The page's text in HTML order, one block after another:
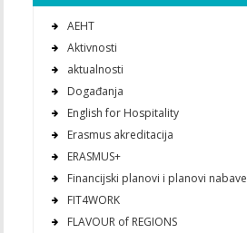
AEHT
Aktivnosti
aktualnosti
Događanja
English for Hospitality
Erasmus akreditacija
ERASMUS+
Financijski planovi i planovi nabave
FIT4WORK
FLAVOUR of REGIONS